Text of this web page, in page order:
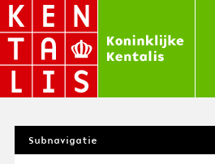
Overslaan
en
de
inhoud
U
Subnavigatie